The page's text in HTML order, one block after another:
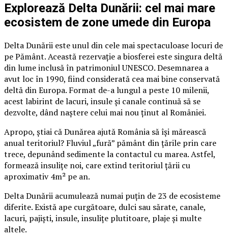
Explorează Delta Dunării: cel mai mare
ecosistem de zone umede din Europa
Delta Dunării este unul din cele mai spectaculoase locuri de
pe Pământ. Această rezervație a biosferei este singura deltă
din lume inclusă în patrimoniul UNESCO. Desemnarea a
avut loc în 1990, fiind considerată cea mai bine conservată
deltă din Europa. Format de-a lungul a peste 10 milenii,
acest labirint de lacuri, insule și canale continuă să se
dezvolte, dând naștere celui mai nou ținut al României.
Apropo, știai că Dunărea ajută România să își mărească
anual teritoriul? Fluviul „fură” pământ din țările prin care
trece, depunând sedimente la contactul cu marea. Astfel,
formează insulițe noi, care extind teritoriul țării cu
aproximativ 4m² pe an.
Delta Dunării acumulează numai puțin de 23 de ecosisteme
diferite. Există ape curgătoare, dulci sau sărate, canale,
lacuri, pajiști, insule, insulițe plutitoare, plaje și multe
altele.